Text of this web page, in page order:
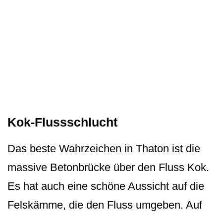
Kok-Flussschlucht
Das beste Wahrzeichen in Thaton ist die
massive Betonbrücke über den Fluss Kok.
Es hat auch eine schöne Aussicht auf die
Felskämme, die den Fluss umgeben. Auf